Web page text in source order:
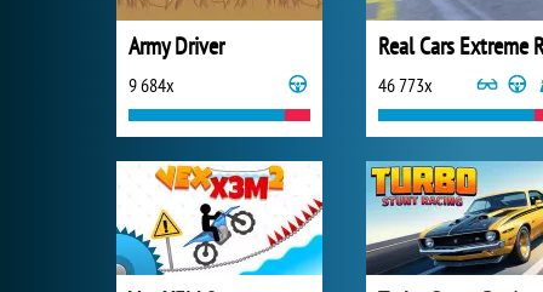
Army Driver
9 684x 46 773x